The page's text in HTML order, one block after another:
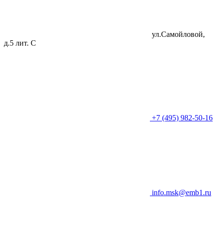
ул.Самойловой,
д.5 лит. C
+7 (495) 982-50-16
info.msk@emb1.ru